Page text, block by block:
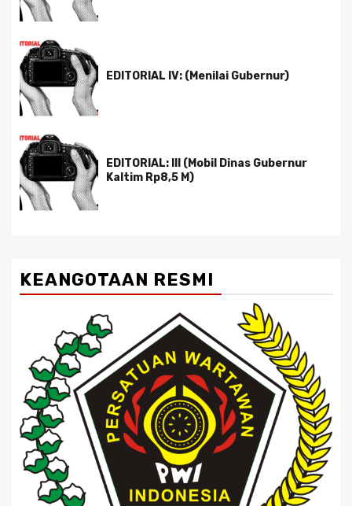
EDITORIAL IV: (Menilai Gubernur)
EDITORIAL: III (Mobil Dinas Gubernur
Kaltim Rp8,5 M)
KEANGOTAAN RESMI